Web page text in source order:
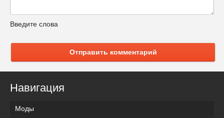
Введите слова
Отправить комментарий
Навигация
Моды